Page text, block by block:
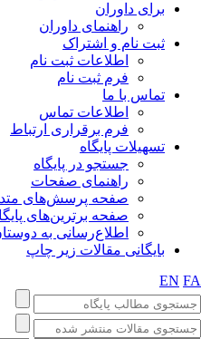
برای داوران
راهنمای داوران
ثبت نام و اشتراک
اطلاعات ثبت نام
فرم ثبت نام
تماس با ما
اطلاعات تماس
فرم برقراری ارتباط
تسهیلات پایگاه
جستجو در پایگاه
راهنمای صفحات
صفحه پرسش‌های
صفحه برترین‌های پایگاه
اطلاع‌رسانی به دوستان
بایگانی مقالات زیر چاپ
EN